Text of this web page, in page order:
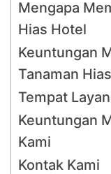
Mengapa
Hias Hotel
Keuntungan
Tanaman Hias
Tempat
Keuntungan
Kami
Kontak Kami